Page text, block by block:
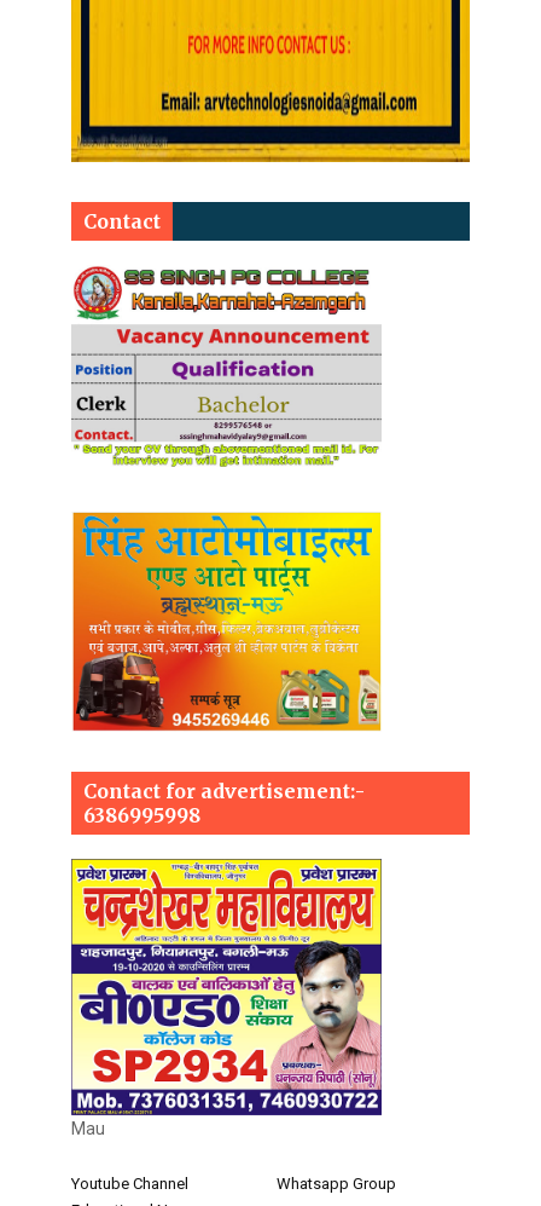
Contact
Contact for advertisement:-
6386995998
Mau
Youtube Channel
Whatsapp Group